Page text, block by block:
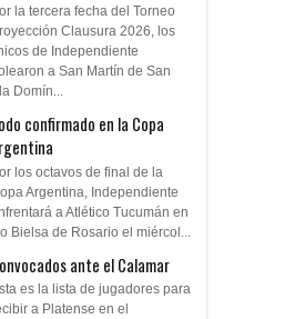
la tercera fecha del Torneo
Clausura 2026, los
de Independiente
a San Martín de San
Domín...
confirmado en la Copa
los octavos de final de la
Argentina, Independiente
a Atlético Tucumán en
Bielsa de Rosario el miércol...
ante el Calamar
es la lista de jugadores para
a Platense en el